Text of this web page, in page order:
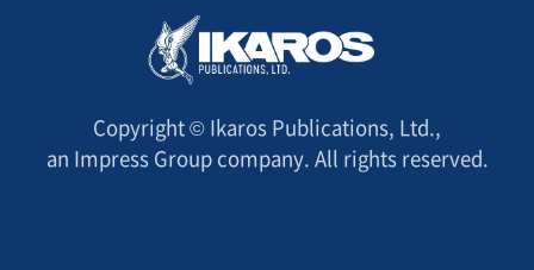
Copyright © Ikaros Publications, Ltd.,
an Impress Group company. All rights reserved.